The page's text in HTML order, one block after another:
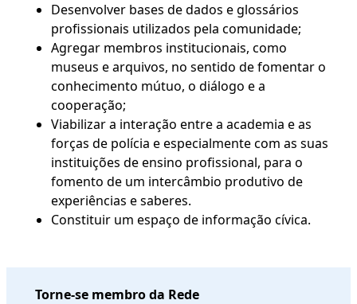
Desenvolver bases de dados e glossários
profissionais utilizados pela comunidade;
Agregar membros institucionais, como
museus e arquivos, no sentido de fomentar o
conhecimento mútuo, o diálogo e a
cooperação;
Viabilizar a interação entre a academia e as
forças de polícia e especialmente com as suas
instituições de ensino profissional, para o
fomento de um intercâmbio produtivo de
experiências e saberes.
Constituir um espaço de informação cívica.
Torne-se membro da Rede